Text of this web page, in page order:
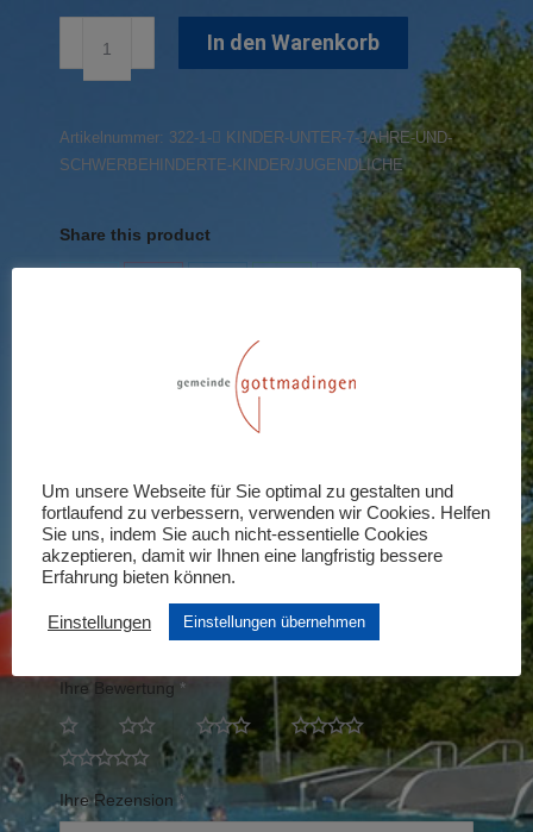
Jahre
und
Kinder/Jugendliche
In den Warenkorb
Artikelnummer: 322-1- KINDER-UNTER-7-JAHRE-UND-
SCHWERBEHINDERTE-KINDER/JUGENDLICHE
Share this product
LinkedIn
Schreiben Sie die erste Rezension für
„Kinder unter 7 Jahre und
schwerbehinderte Kinder/Jugendliche“
Ihre E-Mail-Adresse wird nicht veröffentlicht.
Erforderliche Felder sind mit *markiert
Ihre Bewertung *
Ihre Rezension *
Um unsere Webseite für Sie optimal zu gestalten und
fortlaufend zu verbessern, verwenden wir Cookies. Helfen
Sie uns, indem Sie auch nicht-essentielle Cookies
akzeptieren, damit wir Ihnen eine langfristig bessere
Erfahrung bieten können.
Einstellungen Einstellungen übernehmen